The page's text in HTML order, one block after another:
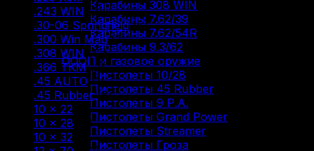
Карабины 308 WIN
Карабины 7.62/39
Карабины 7.62/54R
Карабины 9.3/62
ОООП и газовое оружие
Пистолеты 10/28
Пистолеты 45 Rubber
Пистолеты 9 Р.А.
Пистолеты Grand Power
Пистолеты Streamer
Пистолеты Гроза
.243 WIN (2)
.30-06 Springfield (8)
.300 Win Mag (3)
.308 WIN (12)
.366 ТКМ (2)
.45 AUTO (1)
.45 Rubber (5)
10 × 22
(3)
10 × 28
(6)
10 × 32